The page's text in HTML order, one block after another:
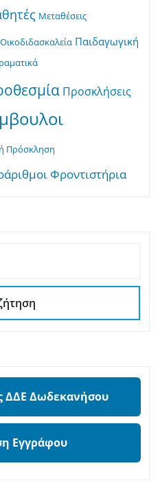
Μεταθέσεις
Οικοδιδασκαλεία Παιδαγωγική
Προσκλήσεις
Πρόσκληση
Φροντιστήρια
ΔΔΕ Δωδεκανήσου
Εγγράφου